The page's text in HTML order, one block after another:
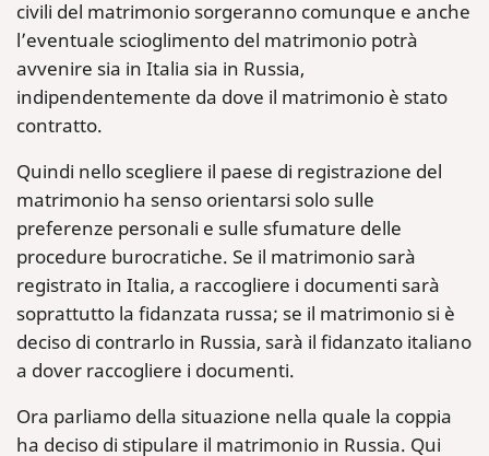
civili del matrimonio sorgeranno comunque e anche
l’eventuale scioglimento del matrimonio potrà
avvenire sia in Italia sia in Russia,
indipendentemente da dove il matrimonio è stato
contratto.
Quindi nello scegliere il paese di registrazione del
matrimonio ha senso orientarsi solo sulle
preferenze personali e sulle sfumature delle
procedure burocratiche. Se il matrimonio sarà
registrato in Italia, a raccogliere i documenti sarà
soprattutto la fidanzata russa; se il matrimonio si è
deciso di contrarlo in Russia, sarà il fidanzato italiano
a dover raccogliere i documenti.
Ora parliamo della situazione nella quale la coppia
ha deciso di stipulare il matrimonio in Russia. Qui